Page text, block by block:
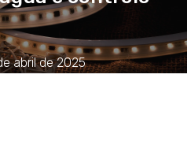
abril de 2025